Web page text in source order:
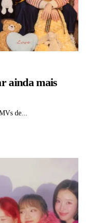
ainda mais
de...